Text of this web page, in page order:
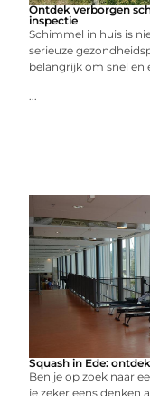
Ontdek verborgen
inspectie
Schimmel in huis is
serieuze
belangrijk om snel en
...
Squash in Ede:
Ben je op zoek naar
je zeker eens denken